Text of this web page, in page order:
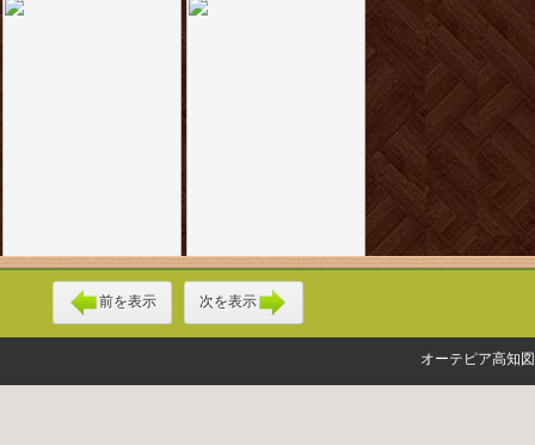
前を表示 次を表示
オーテピア高知